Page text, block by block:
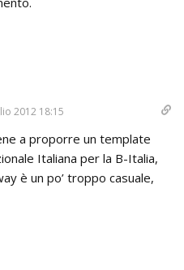
2012 18:15
a proporre un template
Italiana per la B-Italia,
è un po’ troppo casuale,